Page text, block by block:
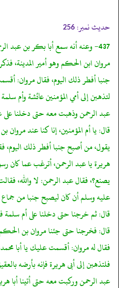
حدیث نمبر: 256
437- وعنه أنه سمع أبا بكر بن عبد
مروان ابن الحكم وهو أمير المدينة،
جنبا أفطر ذلك اليوم، فقال مروان:
لتذهبن إلى أمي المؤمنين عائشة وأم
عبد الرحمن وذهبت معه حتى دخلنا على
قال: يا أم المؤمنين، إنا كنا عند مروان
يقول، من أصبح جنبا أفطر ذلك اليوم،
هريرة يا عبد الرحمن، أترغب عما كان
يصنع؟، فقال عبد الرحمن: لا والله،
عليه وسلم أن كان ليصبح جنبا من
قال: ثم خرجنا حتى دخلنا على أم سلمة
قال: فخرجنا حتى جئنا مروان بن الحكم
فقال له مروان: أقسمت عليك يا أبا محمد،
فلتذهبن إلى أبى هريرة فإنه بأرضه
عبد الرحمن وركبت معه حتى أتينا أبا